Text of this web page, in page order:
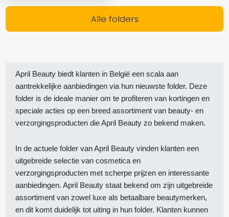
Alle folders
April Beauty biedt klanten in België een scala aan
aantrekkelijke aanbiedingen via hun nieuwste folder. Deze
folder is de ideale manier om te profiteren van kortingen en
speciale acties op een breed assortiment van beauty- en
verzorgingsproducten die April Beauty zo bekend maken.
In de actuele folder van April Beauty vinden klanten een
uitgebreide selectie van cosmetica en
verzorgingsproducten met scherpe prijzen en interessante
aanbiedingen. April Beauty staat bekend om zijn uitgebreide
assortiment van zowel luxe als betaalbare beautymerken,
en dit komt duidelijk tot uiting in hun folder. Klanten kunnen